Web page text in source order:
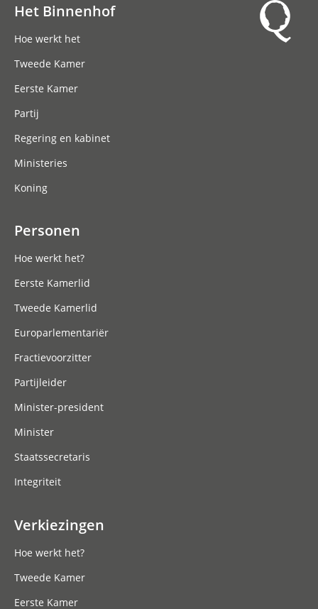
Het Binnenhof
Hoe werkt het
Tweede Kamer
Eerste Kamer
Partij
Regering en kabinet
Ministeries
Koning
Personen
Hoe werkt het?
Eerste Kamerlid
Tweede Kamerlid
Europarlementariër
Fractievoorzitter
Partijleider
Minister-president
Minister
Staatssecretaris
Integriteit
Verkiezingen
Hoe werkt het?
Tweede Kamer
Eerste Kamer